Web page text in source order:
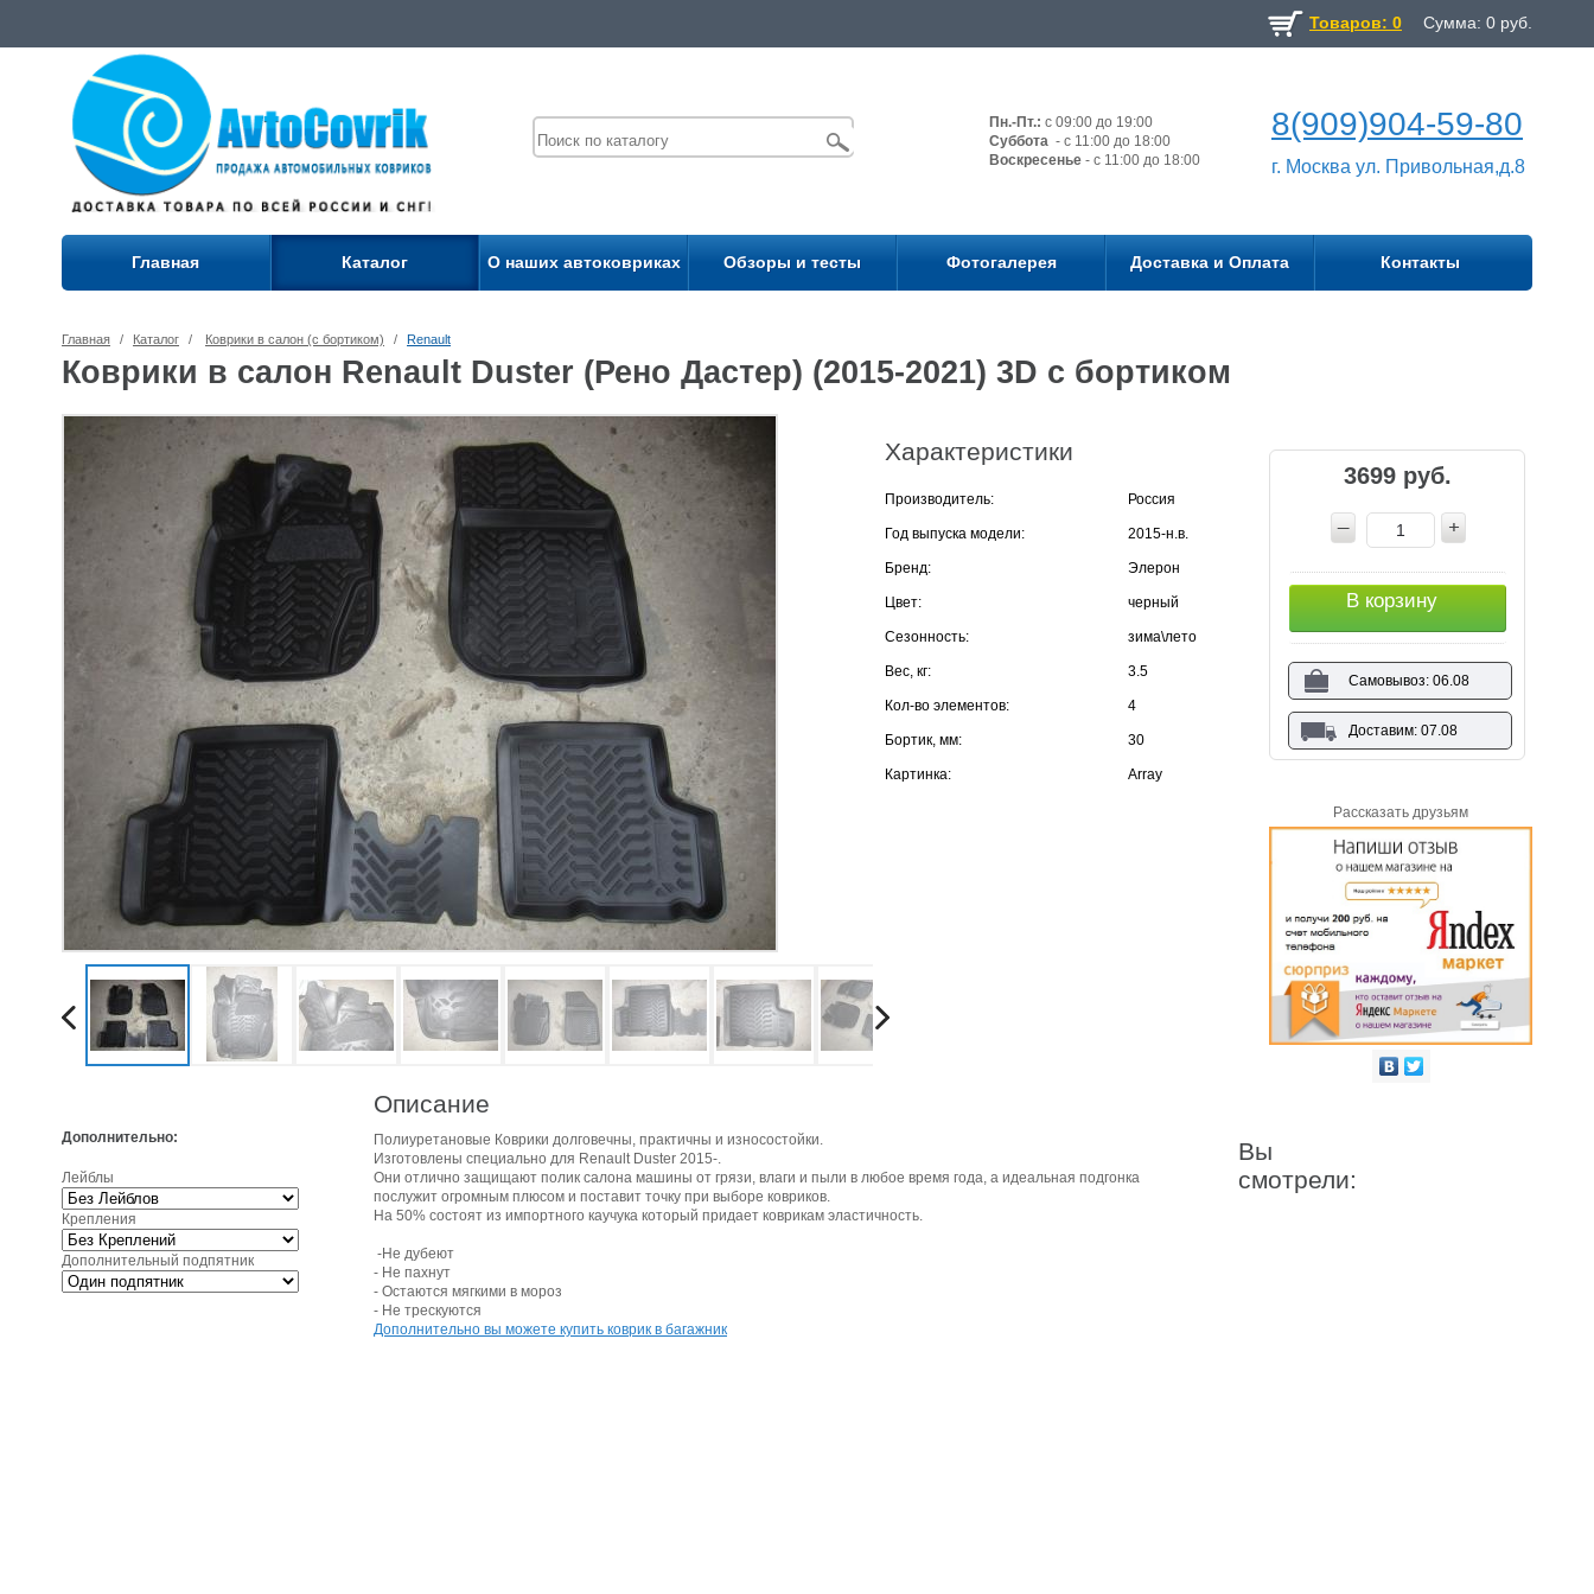
Товаров: 0 Сумма: 0 руб.
Пн.-Пт.: с 09:00 до 19:00
Суббота - с 11:00 до 18:00
Воскресенье - с 11:00 до 18:00
8(909)904-59-80
г. Москва ул. Привольная,д.8
Главная Каталог О наших автоковриках Обзоры и тесты Фотогалерея Доставка и Оплата Контакты
Главная / Каталог / Коврики в салон (с бортиком) / Renault
Коврики в салон Renault Duster (Рено Дастер) (2015-2021) 3D с бортиком
Характеристики
Производитель: Россия
Год выпуска модели: 2015-н.в.
Бренд: Элерон
Цвет: черный
Сезонность: зима\лето
Вес, кг: 3.5
Кол-во элементов: 4
Бортик, мм: 30
Картинка: Array
Дополнительно:
Лейблы
Крепления
Дополнительный подпятник
Описание
Полиуретановые Коврики долговечны, практичны и износостойки.
Изготовлены специально для Renault Duster 2015-.
Они отлично защищают полик салона машины от грязи, влаги и пыли в любое время года, а идеальная подгонка
послужит огромным плюсом и поставит точку при выборе ковриков.
На 50% состоят из импортного каучука который придает коврикам эластичность.
-Не дубеют
- Не пахнут
- Остаются мягкими в мороз
- Не трескуются
Дополнительно вы можете купить коврик в багажник
3699 руб.
В корзину
Самовывоз: 06.08
Доставим: 07.08
Рассказать друзьям
Вы
смотрели: